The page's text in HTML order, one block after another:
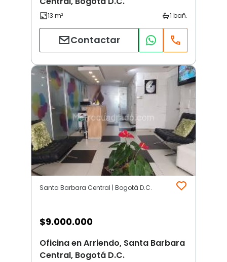
Contactar
Santa Barbara Central | Bogotá D.C.
$9.000.000
Oficina en Arriendo, Santa Barbara
Central, Bogotá D.C.